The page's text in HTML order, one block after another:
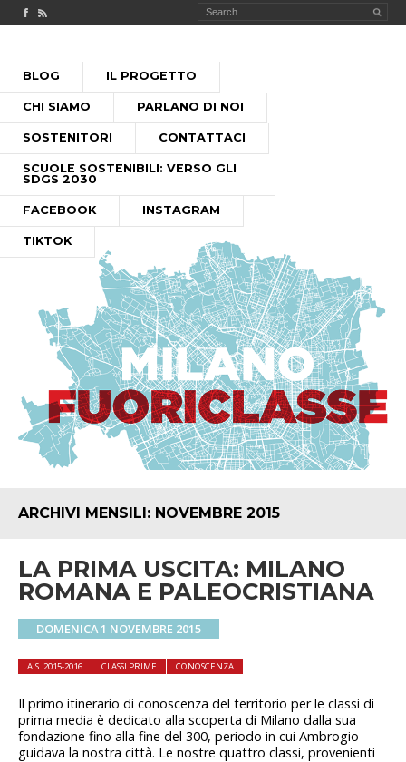
Check out our Facebook page
MILANO FUORICLASSE RSS feed
MENU PRINCIPALE
PASSA
CONTENUTO
BLOG IL PROGETTO
CHI SIAMO PARLANO DI NOI
SOSTENITORI CONTATTACI
SCUOLE SOSTENIBILI: VERSO GLI
SDGS 2030
FACEBOOK INSTAGRAM
TIKTOK
ARCHIVI MENSILI: NOVEMBRE 2015
LA PRIMA USCITA: MILANO
ROMANA E PALEOCRISTIANA
DOMENICA 1 NOVEMBRE 2015
A.S. 2015-2016 CLASSI PRIME CONOSCENZA
Il primo itinerario di conoscenza del territorio per le classi di
prima media è dedicato alla scoperta di Milano dalla sua
fondazione fino alla fine del 300, periodo in cui Ambrogio
guidava la nostra città. Le nostre quattro classi, provenienti